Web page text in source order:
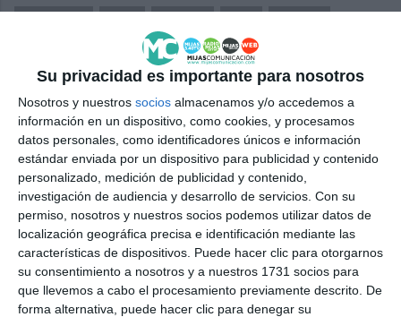
Su privacidad es importante para nosotros
Nosotros y nuestros socios almacenamos y/o accedemos a
información en un dispositivo, como cookies, y procesamos
datos personales, como identificadores únicos e información
estándar enviada por un dispositivo para publicidad y contenido
personalizado, medición de publicidad y contenido,
investigación de audiencia y desarrollo de servicios. Con su
permiso, nosotros y nuestros socios podemos utilizar datos de
localización geográfica precisa e identificación mediante las
características de dispositivos. Puede hacer clic para otorgarnos
su consentimiento a nosotros y a nuestros 1731 socios para
que llevemos a cabo el procesamiento previamente descrito. De
forma alternativa, puede hacer clic para denegar su